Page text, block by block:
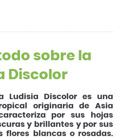
sobre la
Discolor
Ludisia Discolor es una
originaria de Asia
por sus hojas
y brillantes y por sus
flores blancas o rosadas.